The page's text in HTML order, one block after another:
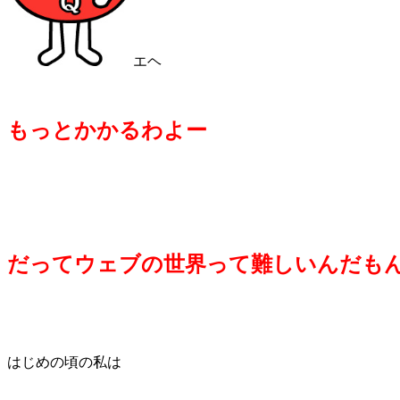
エヘ
もっとかかるわよー
だってウェブの世界って難しいんだも
はじめの頃の私は